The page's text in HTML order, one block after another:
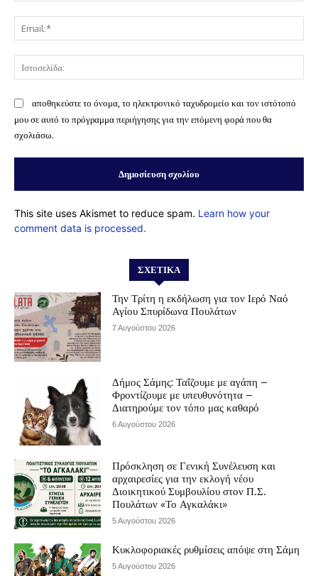
αποθηκεύστε το όνομα, το ηλεκτρονικό ταχυδρομείο και τον ιστότοπό
μου σε αυτό το πρόγραμμα περιήγησης για την επόμενη φορά που θα
σχολιάσω.
This site uses Akismet to reduce spam. Learn how your
comment data is processed.
ΣΧΕΤΙΚΆ
Την Τρίτη η εκδήλωση για τον Ιερό Ναό
Αγίου Σπυρίδωνα Πουλάτων
7 Αυγούστου 2026
Δήμος Σάμης: Ταΐζουμε με αγάπη –
Φροντίζουμε με υπευθυνότητα –
Διατηρούμε τον τόπο μας καθαρό
6 Αυγούστου 2026
Πρόσκληση σε Γενική Συνέλευση και
αρχαιρεσίες για την εκλογή νέου
Διοικητικού Συμβουλίου στον Π.Σ.
Πουλάτων «Το Αγκαλάκι»
5 Αυγούστου 2026
Κυκλοφοριακές ρυθμίσεις απόψε στη Σάμη
5 Αυγούστου 2026